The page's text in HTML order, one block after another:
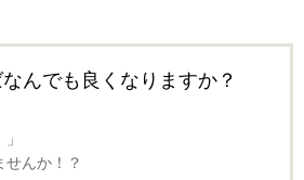
んでも良くなりますか？
せんか！？